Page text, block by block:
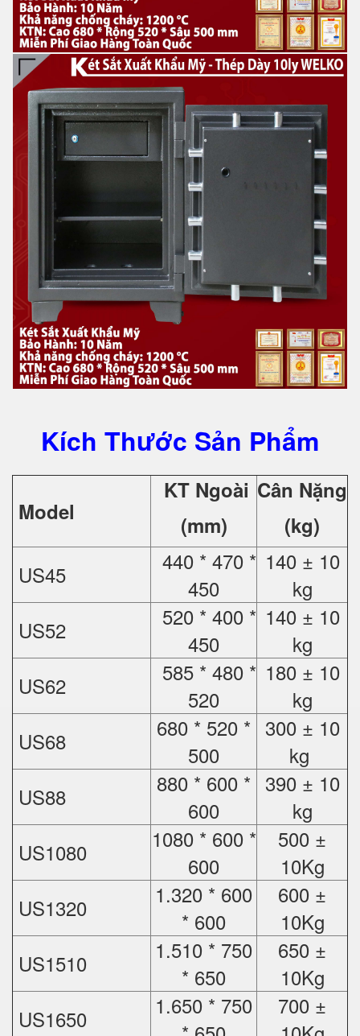
Kích Thước Sản Phẩm
Model
KT Ngoài
(mm)
Cân Nặng
(kg)
US45
440 * 470 *
450
140 ± 10
kg
US52
520 * 400 *
450
140 ± 10
kg
US62
585 * 480 *
520
180 ± 10
kg
US68
680 * 520 *
500
300 ± 10
kg
US88
880 * 600 *
600
390 ± 10
kg
US1080
1080 * 600 *
600
500 ±
10Kg
US1320
1.320 * 600
* 600
600 ±
10Kg
US1510
1.510 * 750
* 650
650 ±
10Kg
US1650
1.650 * 750
700 ±